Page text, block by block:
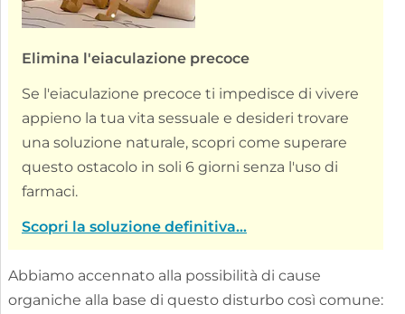
Elimina l'eiaculazione precoce
Se l'eiaculazione precoce ti impedisce di vivere
appieno la tua vita sessuale e desideri trovare
una soluzione naturale, scopri come superare
questo ostacolo in soli 6 giorni senza l'uso di
farmaci.
Scopri la soluzione definitiva...
Abbiamo accennato alla possibilità di cause
organiche alla base di questo disturbo così comune: